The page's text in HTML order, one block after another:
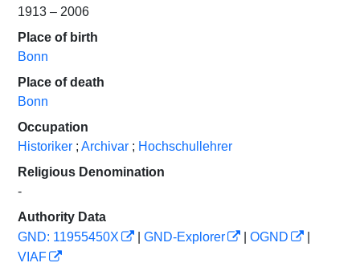
1913 – 2006
Place of birth
Bonn
Place of death
Bonn
Occupation
Historiker ; Archivar ; Hochschullehrer
Religious Denomination
-
Authority Data
GND: 11955450X
GND-Explorer OGND
VIAF